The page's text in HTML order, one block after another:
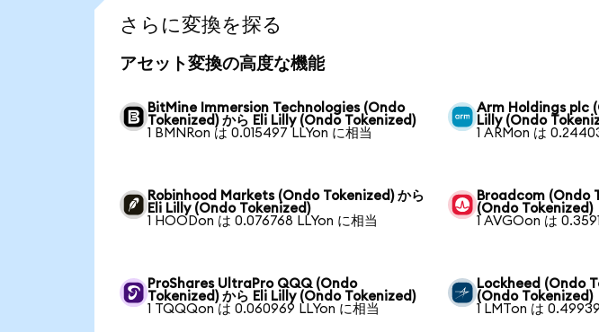
さらに変換を探る
アセット変換の高度な機能
BitMine Immersion Technologies (Ondo
Tokenized) から Eli Lilly (Ondo Tokenized)
1 BMNRon は 0.015497 LLYon に相当
Arm Holdings plc
Lilly (Ondo
1 ARMon は
Robinhood Markets (Ondo Tokenized) から
Eli Lilly (Ondo Tokenized)
1 HOODon は 0.076768 LLYon に相当
Broadcom (Ondo
(Ondo Tokenized)
1 AVGOon は
ProShares UltraPro QQQ (Ondo
Tokenized) から Eli Lilly (Ondo Tokenized)
1 TQQQon は 0.060969 LLYon に相当
Lockheed (Ondo
(Ondo Tokenized)
1 LMTon は